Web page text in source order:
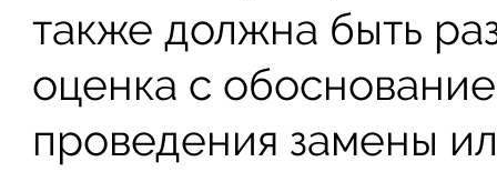
также должна быть
оценка с
проведения замены